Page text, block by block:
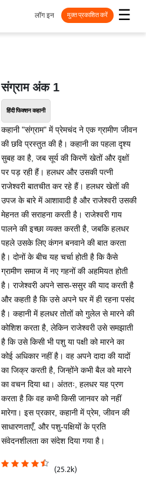
☰
लॉग इन मुक्त प्रकाशित करें
संग्राम अंक 1
हिंदी फिक्शन कहानी
कहानी "संग्राम" में प्रेमचंद ने एक ग्रामीण जीवन
की छवि प्रस्तुत की है। कहानी का पहला दृश्य
सुबह का है, जब सूर्य की किरणें खेतों और वृक्षों
पर पड़ रही हैं। हलधर और उसकी पत्नी
राजेश्वरी बातचीत कर रहे हैं। हलधर खेतों की
उपज के बारे में आशावादी है और राजेश्वरी उसकी
मेहनत की सराहना करती है। राजेश्वरी गाय
पालने की इच्छा व्यक्त करती है, जबकि हलधर
पहले उसके लिए कंगन बनवाने की बात करता
है। दोनों के बीच यह चर्चा होती है कि कैसे
ग्रामीण समाज में नए गहनों की अहमियत होती
है। राजेश्वरी अपने सास-ससुर की याद करती है
और कहती है कि उसे अपने घर में ही रहना पसंद
है। कहानी में हलधर तोतों को गुलेल से मारने की
कोशिश करता है, लेकिन राजेश्वरी उसे समझाती
है कि उसे किसी भी पशु या पक्षी को मारने का
कोई अधिकार नहीं है। वह अपने दादा की यादों
का जिक्र करती है, जिन्होंने कभी बैल को मारने
का वचन दिया था। अंततः, हलधर यह प्रण
करता है कि वह कभी किसी जानवर को नहीं
मारेगा। इस प्रकार, कहानी में प्रेम, जीवन की
साधारणताएँ, और पशु-पक्षियों के प्रति
संवेदनशीलता का संदेश दिया गया है।
(25.2k)